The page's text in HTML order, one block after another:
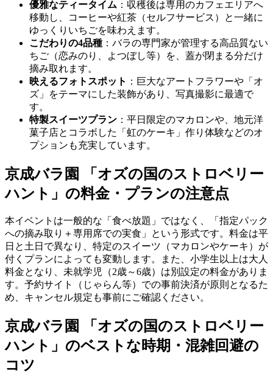
優雅なティータイム ：収穫後は専用のカフェエリアへ
移動し、コーヒーや紅茶（セルフサービス）と一緒に
ゆっくりいちごを味わえます。
こだわりの4品種 ：バラの専門家が管理する高品質ない
ちご（恋みのり、よつぼし等）を、蓋が閉まる分だけ
摘み取れます。
映えるフォトスポット ：巨大なアートフラワーや「オ
ズ」をテーマにした装飾があり、写真撮影に最適で
す。
特製スイーツプラン ：平日限定のマカロンや、地元洋
菓子店とコラボした「虹のケーキ」作り体験などのオ
プションも充実しています。
京成バラ園 「オズの国のストロベリー
ハント」の料金・プランの注意点
本イベントは一般的な「食べ放題」ではなく、「指定パック
への摘み取り＋専用席での実食」という形式です。料金は平
日と土日で異なり、特定のスイーツ（マカロンやケーキ）が
付くプランによっても変動します。また、小学生以上は大人
料金となり、未就学児（2歳～6歳）は別設定の料金がありま
す。予約サイト（じゃらん等）での事前決済が原則となるた
め、キャンセル規定も事前にご確認ください。
京成バラ園 「オズの国のストロベリー
ハント」のベストな時期・混雑回避の
コツ